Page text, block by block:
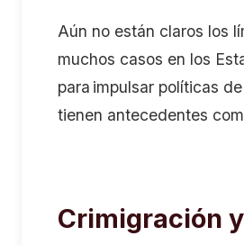
Aún no están claros los
muchos casos en los
para impulsar políticas
tienen antecedentes
Crimigración